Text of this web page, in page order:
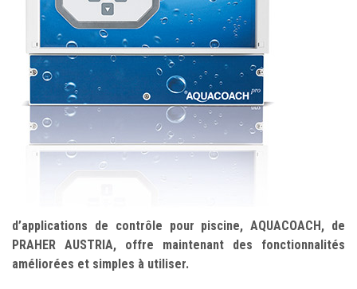
d’applications de contrôle pour piscine, AQUACOACH, de
PRAHER AUSTRIA, offre maintenant des fonctionnalités
améliorées et simples à utiliser.